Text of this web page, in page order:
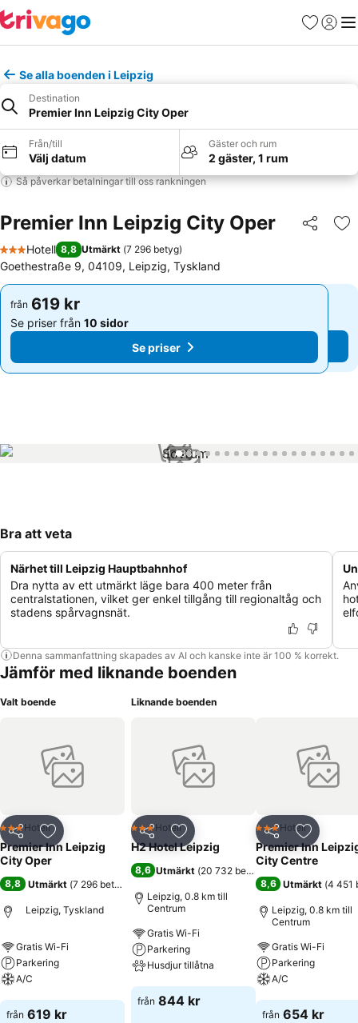
Favoriter
Logga
Se alla boenden i Leipzig
Destination
Premier Inn Leipzig City Oper
Från/till
Välj datum
Gäster och rum
2 gäster, 1 rum
Så påverkar betalningar till oss rankningen
Premier Inn Leipzig City Oper Dela
3 Stjärnor
Hotell 8,8 Utmärkt (7 296 betyg)
Goethestraße 9, 04109, Leipzig, Tyskland
från 619 kr
Se priser från 10 sidor
Se priser
från 619 kr
Se priser från 10 sidor
Se priser
1 / 36
Bra att veta
Närhet till Leipzig Hauptbahnhof
Dra nytta av ett utmärkt läge bara 400 meter från
centralstationen, vilket ger enkel tillgång till regionaltåg och
stadens spårvagnsnät.
Denna sammanfattning skapades av AI och kanske inte är 100 % korrekt.
Jämför med liknande boenden
Valt boende
Dela Lägg till i Mina Favoriter
3 Stjärnor
Hotell
Premier Inn Leipzig
City Oper
8,8 Utmärkt (7 296 betyg
Leipzig, Tyskland
Gratis Wi-Fi
Parkering
A/C
Se priser
från 619 kr
Liknande boenden
Dela Lägg till i Mina Favoriter
3 Stjärnor
Hotell
H2 Hotel Leipzig
8,6 Utmärkt (20 732 betyg
Leipzig, 0.8 km till
Centrum
Gratis Wi-Fi
Parkering
Husdjur tillåtna
Se priser
från 844 kr
Dela Lägg till
3 Stjärnor
Hotell
Premier Inn
City Centre
8,6 Utmärkt (4 451
Leipzig, 0.8 km till
Centrum
Gratis Wi-Fi
Parkering
A/C
Se priser
från 654 kr